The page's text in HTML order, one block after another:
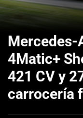
Mercedes-
4Matic+
421 CV y
carrocería